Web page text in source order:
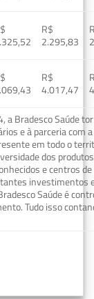
R$
2.295,83
R$
4.017,47
a Bradesco Saúde
e à parceria com
em todo o
dos
e centros
investimentos
Saúde é
Tudo isso